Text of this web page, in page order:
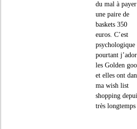
du mal à payer
une paire de
baskets 350
euros. C’est
psychologique
pourtant
les Golden
et elles ont
ma wish list
shopping
très longtemps